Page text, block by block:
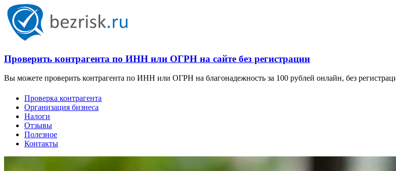
Проверить контрагента по ИНН или ОГРН на сайте без регистрации
Вы можете проверить контрагента по ИНН или ОГРН на благонадежность за 100 рублей онлайн, без
Проверка контрагента
Организация бизнеса
Налоги
Отзывы
Полезное
Контакты